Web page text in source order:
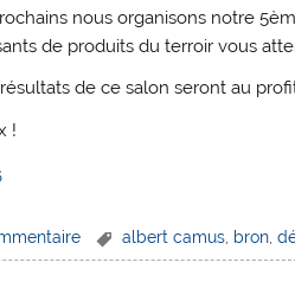
nous organisons notre
de produits du terroir vous
résultats de ce salon seront au
!
albert camus, bron,